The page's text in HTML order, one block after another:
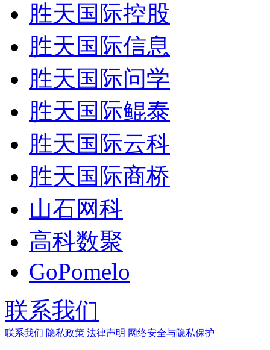
胜天国际控股
胜天国际信息
胜天国际问学
胜天国际鲲泰
胜天国际云科
胜天国际商桥
山石网科
高科数聚
GoPomelo
联系我们
联系我们 隐私政策 法律声明 网络安全与隐私保护